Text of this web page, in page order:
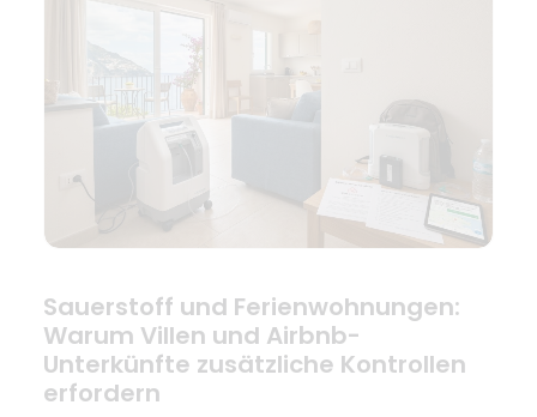
Sauerstoff und Ferienwohnungen:
Warum Villen und Airbnb-
Unterkünfte zusätzliche Kontrollen
erfordern